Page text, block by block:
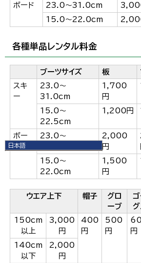
日本語
繁體中文
ボード
23.0～31.0cm
15.0～22.0cm
各種単品レンタル料金
ブーツサイズ 板
スキ
ー
23.0～
31.0cm
1,700
円
15.0～
22.5cm
1,200円
ボー
ド
23.0～
2,000
円
15.0～
22.0cm
1,500
円
ウエア上下 帽子
グロ
ーブ
ゴ
150cm
以上
3,000
円
400
円
500
円
円
140cm
以下
2,000
円